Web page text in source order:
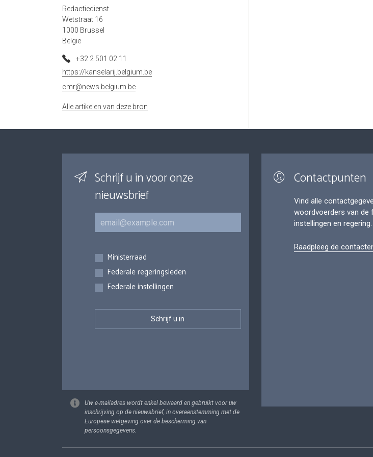
Redactiedienst
Wetstraat 16
1000 Brussel
België
+32 2 501 02 11
https://kanselarij.belgium.be
cmr@news.belgium.be
Alle artikelen van deze bron
Schrijf u in voor onze
nieuwsbrief
E-mail
Inschrijvingen
Ministerraad
Federale regeringsleden
Federale instellingen
Uw e-mailadres wordt enkel bewaard en gebruikt voor uw
inschrijving op de nieuwsbrief, in overeenstemming met de
Europese wetgeving over de bescherming van
persoonsgegevens.
Contactpunten
Vind alle
woordvoerders van de
instellingen en regering.
Raadpleeg de